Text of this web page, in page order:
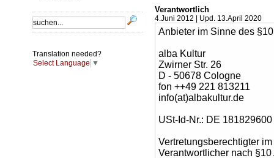
Translation needed?
Select Language ▼
Verantwortlich
4.Juni 2012 | Upd. 13.April 2020
Anbieter im Sinne des
alba Kultur
Zwirner Str. 26
D - 50678 Cologne
fon ++49 221 813211
info(at)albakultur.de
USt-Id-Nr.: DE 181829600
Vertretungsberechtigter
Verantwortlicher nach